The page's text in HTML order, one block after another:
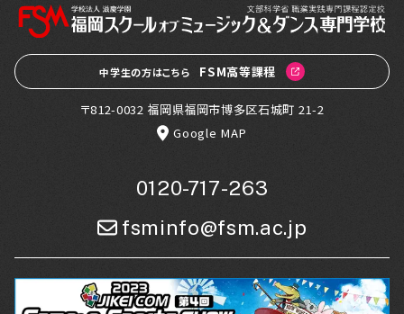
中学生の方はこちら FSM高等課程
〒812-0032 福岡県福岡市博多区石城町 21-2
Google MAP
0120-717-263
fsminfo@fsm.ac.jp